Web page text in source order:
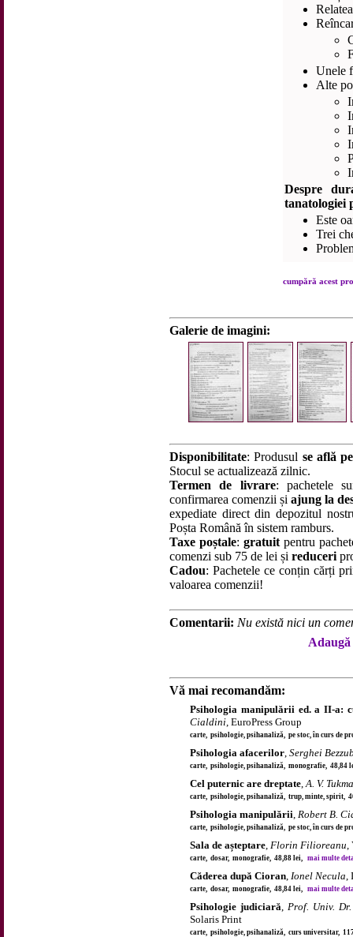
Unele
Alte
Despre
tanatologiei
Este
Trei
cumpără acest
Galerie de imagini:
Disponibilitate: Produsul se află
Stocul se actualizează zilnic.
Termen de livrare: pachetele
confirmarea comenzii șiajung la
expediate direct din depozitul
Poșta Română în sistem ramburs.
Taxe poștale: gratuitpentru
comenzi sub 75 de lei și reduceri
Cadou: Pachetele ce conțin cărți
valoarea comenzii!
Comentarii: Nu există nici un
Vă mai recomandăm:
Psihologia manipulării ed. a II-a:
Cialdini, EuroPress Group
carte, psihologie, psihanaliză, pe stoc, în curs de
Psihologia afacerilor, Serghei
carte, psihologie, psihanaliză, monografie, 48,84
Cel puternic are dreptate,A. V.
carte, psihologie, psihanaliză, trup, minte, spirit,
Psihologia manipulării, Robert B.
carte, psihologie, psihanaliză, pe stoc, în curs de
Sala de așteptare, Florin Filioreanu,
carte, dosar, monografie, 48,88 lei, mai multe
Căderea după Cioran, Ionel Necula,
carte, dosar, monografie, 48,84 lei, mai multe
Psihologie judiciară, Prof. Univ.
Solaris Print
carte, psihologie, psihanaliză, curs universitar,